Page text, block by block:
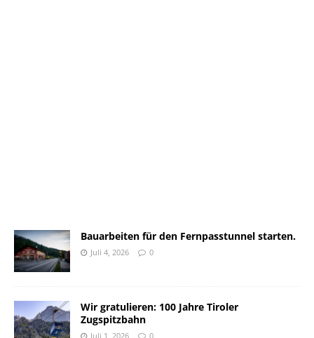
Bauarbeiten für den Fernpasstunnel starten.
Juli 4, 2026 0
Wir gratulieren: 100 Jahre Tiroler
Zugspitzbahn
Juli 1, 2026 0